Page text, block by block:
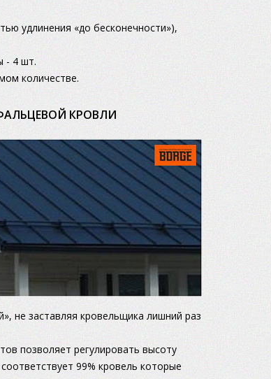
удлинения «до бесконечности»),
- 4 шт.
количестве.
КРОВЛИ
не заставляя кровельщика лишний раз
позволяет регулировать высоту
99% кровель которые